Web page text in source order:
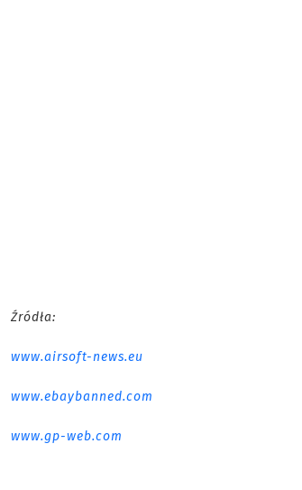
Źródła:
www.airsoft-news.eu
www.ebaybanned.com
www.gp-web.com